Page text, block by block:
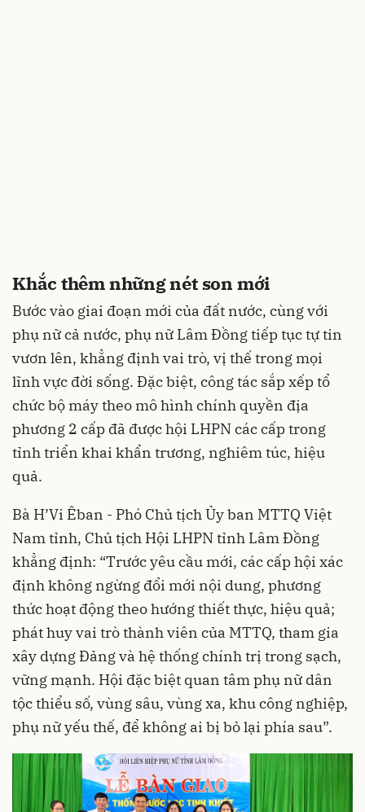
Khắc thêm những nét son mới
Bước vào giai đoạn mới của đất nước, cùng với
phụ nữ cả nước, phụ nữ Lâm Đồng tiếp tục tự tin
vươn lên, khẳng định vai trò, vị thế trong mọi
lĩnh vực đời sống. Đặc biệt, công tác sắp xếp tổ
chức bộ máy theo mô hình chính quyền địa
phương 2 cấp đã được hội LHPN các cấp trong
tỉnh triển khai khẩn trương, nghiêm túc, hiệu
quả.
Bà H’Vi Êban - Phó Chủ tịch Ủy ban MTTQ Việt
Nam tỉnh, Chủ tịch Hội LHPN tỉnh Lâm Đồng
khẳng định: “Trước yêu cầu mới, các cấp hội xác
định không ngừng đổi mới nội dung, phương
thức hoạt động theo hướng thiết thực, hiệu quả;
phát huy vai trò thành viên của MTTQ, tham gia
xây dựng Đảng và hệ thống chính trị trong sạch,
vững mạnh. Hội đặc biệt quan tâm phụ nữ dân
tộc thiểu số, vùng sâu, vùng xa, khu công nghiệp,
phụ nữ yếu thế, để không ai bị bỏ lại phía sau”.